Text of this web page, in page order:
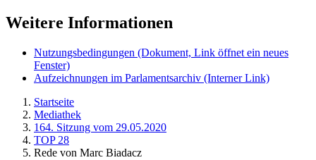
Weitere Informationen
Nutzungsbedingungen (Dokument, Link öffnet ein neues
Fenster)
Aufzeichnungen im Parlamentsarchiv (Interner Link)
Startseite
Mediathek
164. Sitzung vom 29.05.2020
TOP 28
Rede von Marc Biadacz